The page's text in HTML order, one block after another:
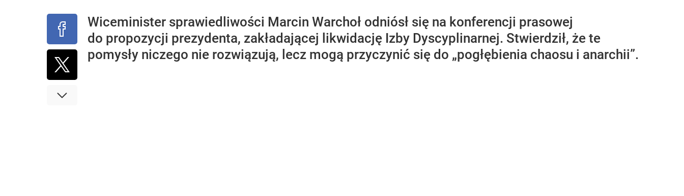
Wiceminister sprawiedliwości Marcin Warchoł odniósł się na konferencji prasowej
do propozycji prezydenta, zakładającej likwidację Izby Dyscyplinarnej. Stwierdził, że te
pomysły niczego nie rozwiązują, lecz mogą przyczynić się do „pogłębienia chaosu i anarchii”.